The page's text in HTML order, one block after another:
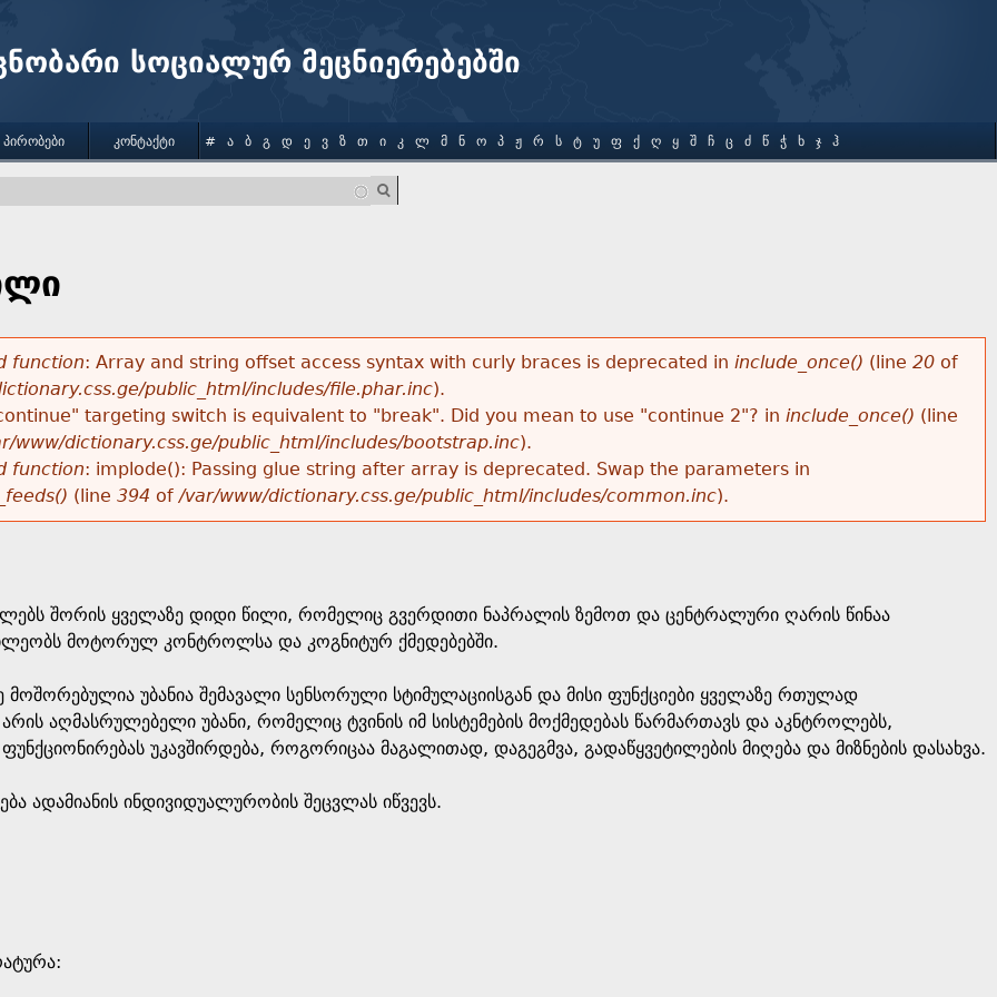
სოციალურ მეცნიერებებში
function: Array and string offset access syntax with curly braces is deprecated in include_once() (line 20of
public_html/includes/file.phar.inc).
targeting switch is equivalent to "break". Did you mean to use "continue 2"? in include_once() (line
www/dictionary.css.ge/public_html/includes/bootstrap.inc).
function: implode(): Passing glue string after array is deprecated. Swap the parameters in
(line 394 of/var/www/dictionary.css.ge/public_html/includes/common.inc).
შორის ყველაზე დიდი წილი, რომელიც გვერდითი ნაპრალის ზემოთ და ცენტრალური ღარის წინაა
მოტორულ კონტროლსა და კოგნიტურ ქმედებებში.
უბანია შემავალი სენსორული სტიმულაციისგან და მისი ფუნქციები ყველაზე რთულად
აღმასრულებელი უბანი, რომელიც ტვინის იმ სისტემების მოქმედებას წარმართავს და აკნტროლებს,
უკავშირდება, როგორიცაა მაგალითად, დაგეგმვა, გადაწყვეტილების მიღება და მიზნების დასახვა.
ადამიანის ინდივიდუალურობის შეცვლას იწვევს.
ᲞᲘᲠᲝᲑᲔᲑᲘ ᲙᲝᲜᲢᲐᲥᲢᲘ # Ა Ბ Გ Დ Ე Ვ Ზ Თ Ი Კ Ლ Მ Ნ Ო Პ Ჟ Რ Ს Ტ Უ Ფ Ქ Ღ Ყ Შ Ჩ Ც Ძ Წ Ჭ Ხ Ჯ Ჰ